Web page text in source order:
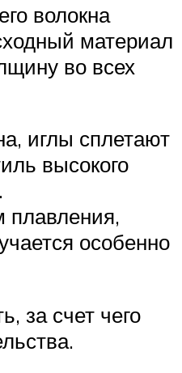
волокна
материал
во всех
иглы сплетают
высокого
плавления,
особенно
за счет чего